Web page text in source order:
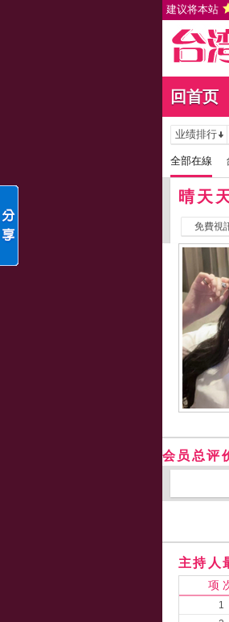
建议将本站
回首页
业绩排行
全部在線
晴天
免費視
会员总评
主持人
项
1